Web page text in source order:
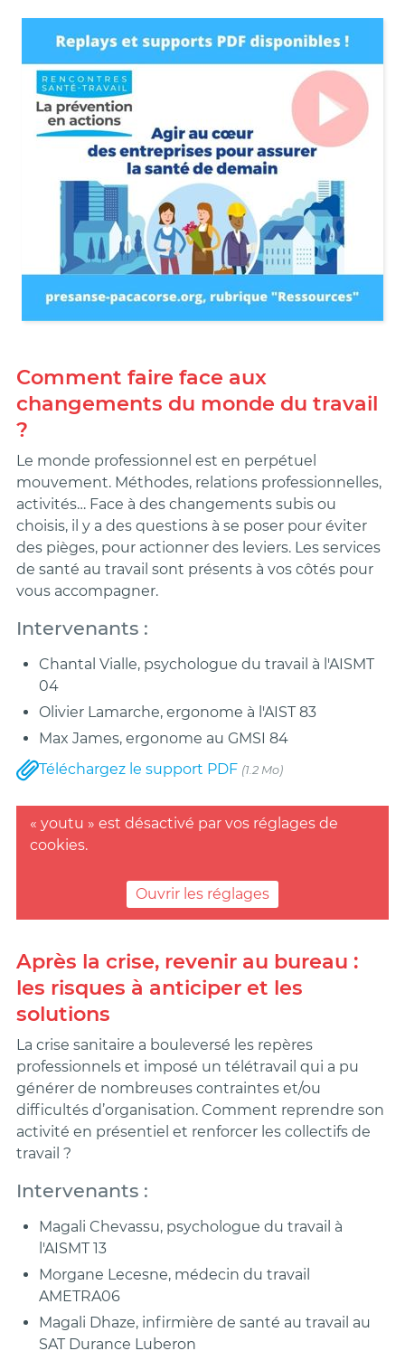
Comment faire face aux
changements du monde du travail
?
Le monde professionnel est en perpétuel
mouvement. Méthodes, relations professionnelles,
activités… Face à des changements subis ou
choisis, il y a des questions à se poser pour éviter
des pièges, pour actionner des leviers. Les services
de santé au travail sont présents à vos côtés pour
vous accompagner.
Intervenants :
Chantal Vialle, psychologue du travail à l'AISMT
04
Olivier Lamarche, ergonome à l'AIST 83
Max James, ergonome au GMSI 84
Téléchargez le support PDF (1.2 Mo)
« youtu » est désactivé par vos réglages de
cookies.
Ouvrir les réglages
Après la crise, revenir au bureau :
les risques à anticiper et les
solutions
La crise sanitaire a bouleversé les repères
professionnels et imposé un télétravail qui a pu
générer de nombreuses contraintes et/ou
difficultés d’organisation. Comment reprendre son
activité en présentiel et renforcer les collectifs de
travail ?
Intervenants :
Magali Chevassu, psychologue du travail à
l'AISMT 13
Morgane Lecesne, médecin du travail
AMETRA06
Magali Dhaze, infirmière de santé au travail au
SAT Durance Luberon